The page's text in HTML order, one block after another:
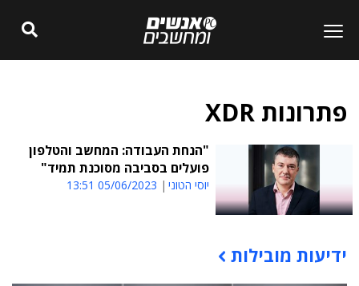
פתרונות XDR
"הנחת העבודה: המחשב והטלפון
פועלים בסביבה מסוכנת תמיד"
יוסי הטוני 05/06/2023 13:51
תוכן פרסומי
ידיעות מובילות